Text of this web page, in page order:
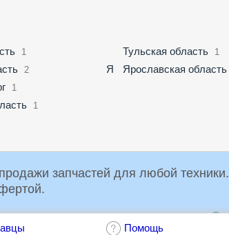
1
2
1
1
Тульская область 1
Я Ярославская область
Помощь
онлайн покупки и продажи запчастей для любой техники.
Обсудить: